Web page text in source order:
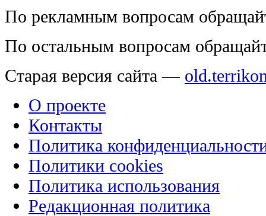
По рекламным вопросам
По остальным вопросам
Старая версия сайта —
О проекте
Контакты
Политика
Политики cookies
Политика использования
Редакционная политика